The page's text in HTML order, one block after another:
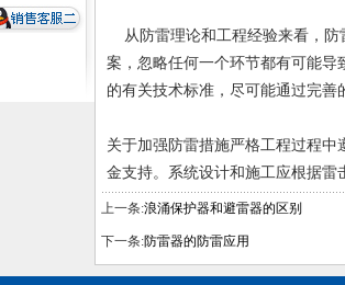
从防雷理论和工程经验来看，防
案，忽略任何一个环节都有可能
的有关技术标准，尽可能通过完
关于加强防雷措施严格工程过程
金支持。系统设计和施工应根据
上一条:浪涌保护器和避雷器的区别
下一条:防雷器的防雷应用